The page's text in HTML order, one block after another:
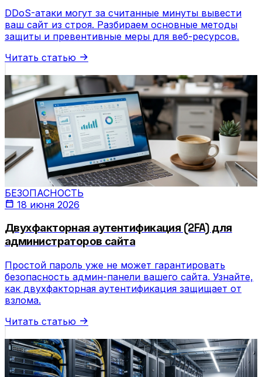
DDoS-атаки могут за считанные минуты вывести
ваш сайт из строя. Разбираем основные методы
защиты и превентивные меры для веб-ресурсов.
Читать статью
БЕЗОПАСНОСТЬ
18 июня 2026
Двухфакторная аутентификация (2FA) для
администраторов сайта
Простой пароль уже не может гарантировать
безопасность админ-панели вашего сайта. Узнайте,
как двухфакторная аутентификация защищает от
взлома.
Читать статью